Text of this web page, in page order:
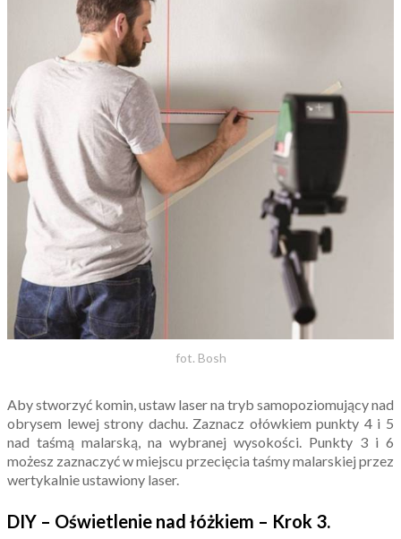
fot. Bosh
Aby stworzyć komin, ustaw laser na tryb samopoziomujący nad
obrysem lewej strony dachu. Zaznacz ołówkiem punkty 4 i 5
nad taśmą malarską, na wybranej wysokości. Punkty 3 i 6
możesz zaznaczyć w miejscu przecięcia taśmy malarskiej przez
wertykalnie ustawiony laser.
DIY – Oświetlenie nad łóżkiem – Krok 3.